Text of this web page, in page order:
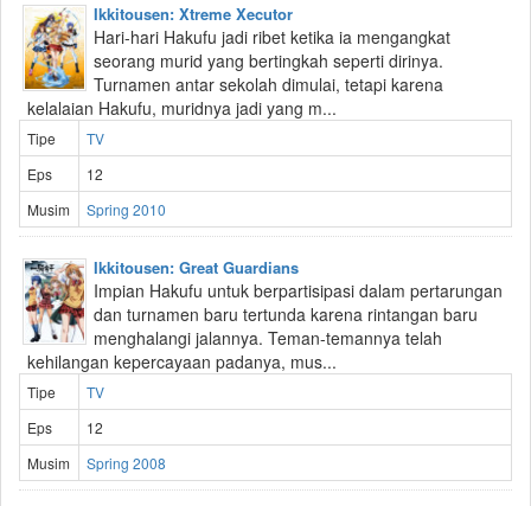
Ikkitousen: Xtreme Xecutor
Hari-hari Hakufu jadi ribet ketika ia mengangkat
seorang murid yang bertingkah seperti dirinya.
Turnamen antar sekolah dimulai, tetapi karena
kelalaian Hakufu, muridnya jadi yang m...
Tipe
TV
Eps
12
Musim
Spring 2010
Ikkitousen: Great Guardians
Impian Hakufu untuk berpartisipasi dalam pertarungan
dan turnamen baru tertunda karena rintangan baru
menghalangi jalannya. Teman-temannya telah
kehilangan kepercayaan padanya, mus...
Tipe
TV
Eps
12
Musim
Spring 2008